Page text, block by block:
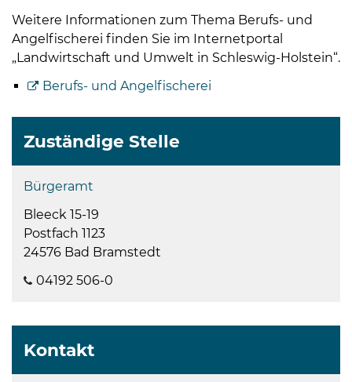
Weitere Informationen zum Thema Berufs- und
Angelfischerei finden Sie im Internetportal
„Landwirtschaft und Umwelt in Schleswig-Holstein“.
Berufs- und Angelfischerei
Zuständige Stelle
Bürgeramt
Bleeck 15-19
Postfach 1123
24576 Bad Bramstedt
04192 506-0
Kontakt